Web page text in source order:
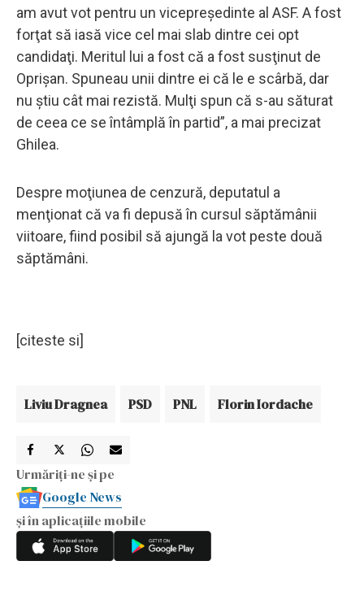
am avut vot pentru un vicepreşedinte al ASF. A fost
forţat să iasă vice cel mai slab dintre cei opt
candidaţi. Meritul lui a fost că a fost susţinut de
Oprişan. Spuneau unii dintre ei că le e scârbă, dar
nu ştiu cât mai rezistă. Mulţi spun că s-au săturat
de ceea ce se întâmplă în partid”, a mai precizat
Ghilea.
Despre moţiunea de cenzură, deputatul a
menţionat că va fi depusă în cursul săptămânii
viitoare, fiind posibil să ajungă la vot peste două
săptămâni.
[citeste si]
Liviu Dragnea PSD PNL Florin Iordache
Urmăriți-ne și pe
Google News
și în aplicațiile mobile